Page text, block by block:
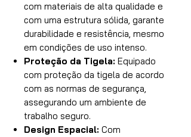
com materiais de alta qualidade e
com uma estrutura sólida, garante
durabilidade e resistência, mesmo
em condições de uso intenso.
Proteção da Tigela: Equipado
com proteção da tigela de acordo
com as normas de segurança,
assegurando um ambiente de
trabalho seguro.
Design Espacial: Com